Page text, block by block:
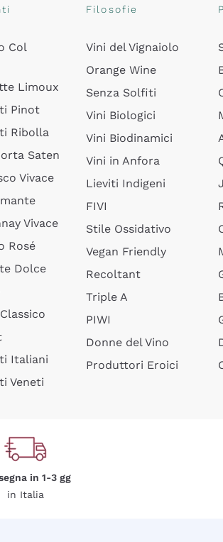
Col
Limoux
Pinot
Ribolla
Saten
Vivace
Vivace
Rosé
Dolce
Italiani
Veneti
Filosofie
Vini del Vignaiolo
Orange Wine
Senza Solfiti
Vini Biologici
Vini Biodinamici
Vini in Anfora
Lieviti Indigeni
FIVI
Stile Ossidativo
Vegan Friendly
Recoltant
Triple A
PIWI
Donne del Vino
Produttori Eroici
in 1-3 gg
in Italia